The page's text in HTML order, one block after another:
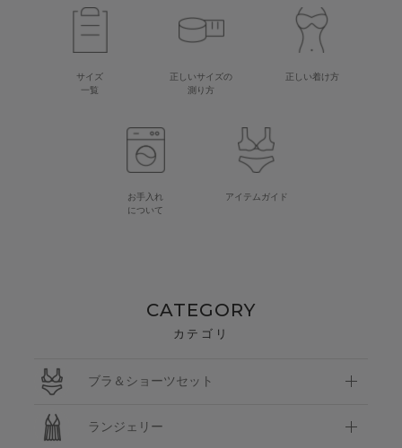
サイズ
一覧
正しいサイズの
測り方
正しい着け方
お手入れ
について
アイテムガイド
CATEGORY
カテゴリ
ブラ＆ショーツセット
ランジェリー